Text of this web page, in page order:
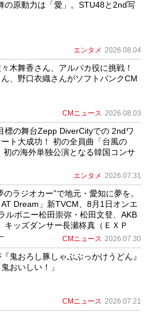
の原動力は「愛」。STU48と2nd写
エンタメ 2026.08.04
木舞香さん、アルパカ役に挑戦！
、野口衣織さんがソフトバンクCM
CMニュース 2026.08.03
標の舞台Zepp DiverCityでの 2ndワ
ト大成功！ 初の全員曲「台風の
初の海外単独公演となる韓国コンサ
エンタメ 2026.07.31
のラジオカー”で地元・愛知に夢を。
Dream」新TVCM、8月1日オンエ
ルボニー松田崇弥・松田文登、AKB
キッズダンサー長瀬柊真（ＥＸＰ
CMニュース 2026.07.30
『鬼おろし豚しゃぶぶっかけうどん』
おいしい！」
CMニュース 2026.07.21